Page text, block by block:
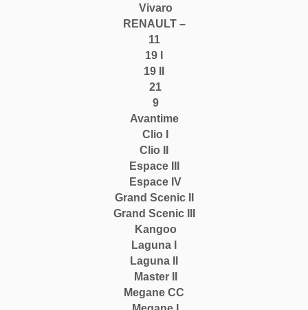
Vivaro
RENAULT –
11
19 I
19 II
21
9
Avantime
Clio I
Clio II
Espace III
Espace IV
Grand Scenic II
Grand Scenic III
Kangoo
Laguna I
Laguna II
Master II
Megane CC